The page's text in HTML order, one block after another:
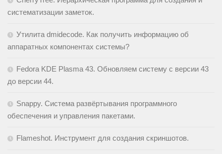
систематизации заметок.
Утилита dmidecode. Как получить информацию об
аппаратных компонентах системы?
Fedora KDE Plasma 43. Обновляем систему с версии 43
до версии 44.
Snappy. Cистема развёртывания программного
обеспечения и управления пакетами.
Flameshot. Инструмент для создания скриншотов.